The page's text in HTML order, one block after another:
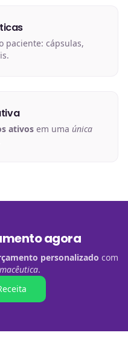
paciente: cápsulas,
ativos em uma única
agora
personalizado com
.